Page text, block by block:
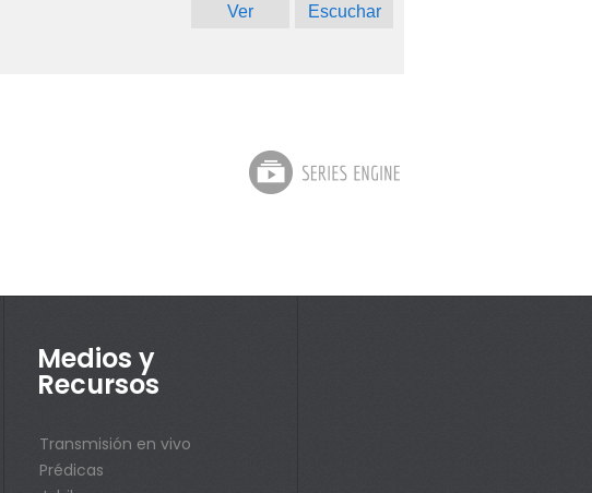
Ver Escuchar
Medios y
Recursos
Transmisión en vivo
Prédicas